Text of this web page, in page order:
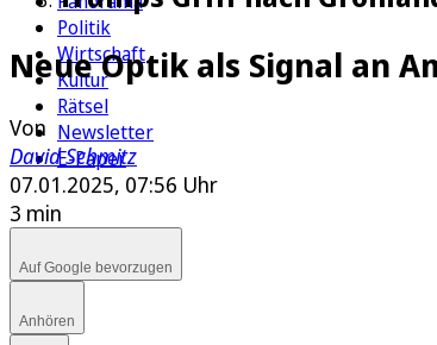
Politik
Wirtschaft
Kultur
Rätsel
Newsletter
E-Paper
Neue Optik als Signal an
Von
David Schmitz
07.01.2025, 07:56 Uhr
3 min
Auf Google bevorzugen
Anhören